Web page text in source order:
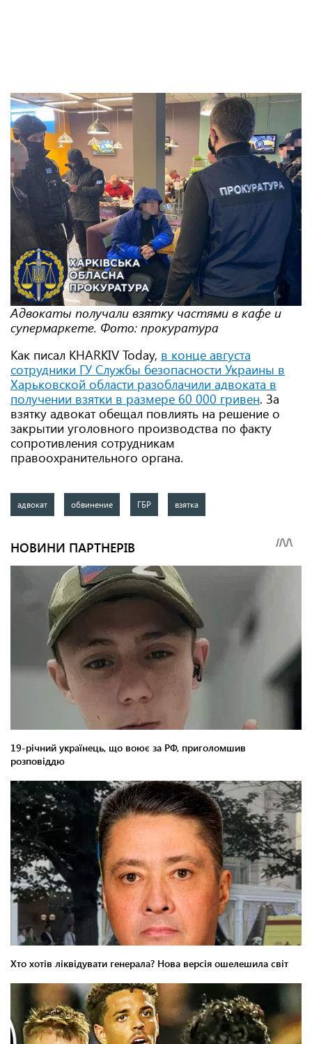
Адвокаты получали взятку частями в кафе и
супермаркете. Фото: прокуратура
Как писал KHARKIV Today, в конце августа
сотрудники ГУ Службы безопасности Украины в
Харьковской области разоблачили адвоката в
получении взятки в размере 60 000 гривен. За
взятку адвокат обещал повлиять на решение о
закрытии уголовного производства по факту
сопротивления сотрудникам
правоохранительного органа.
адвокат обвинение ГБР взятка